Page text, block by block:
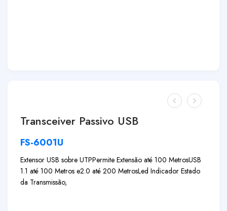
Transceiver Passivo USB
FS-6001U
Extensor USB sobre UTPPermite Extensão até 100 MetrosUSB
1.1 até 100 Metros e2.0 até 200 MetrosLed Indicador Estado
da Transmissão,